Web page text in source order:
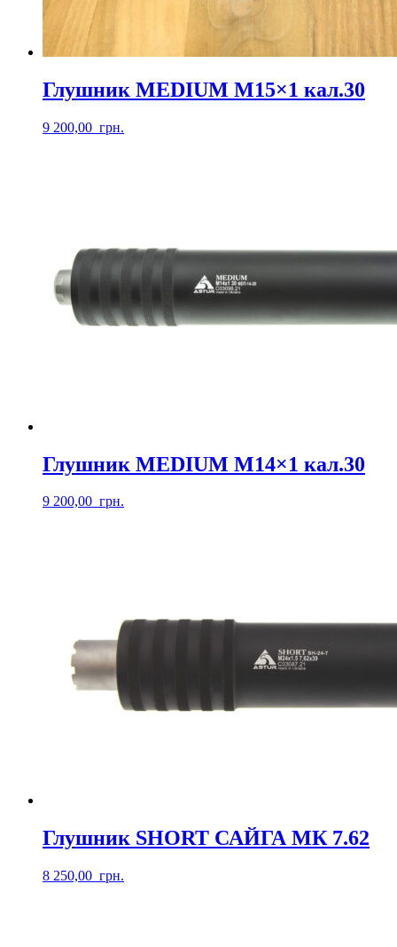
Глушник MEDIUM М15×1 кал.30
9 200,00 грн.
Глушник MEDIUM М14×1 кал.30
9 200,00 грн.
Глушник SHORT САЙГА МК 7.62
8 250,00 грн.